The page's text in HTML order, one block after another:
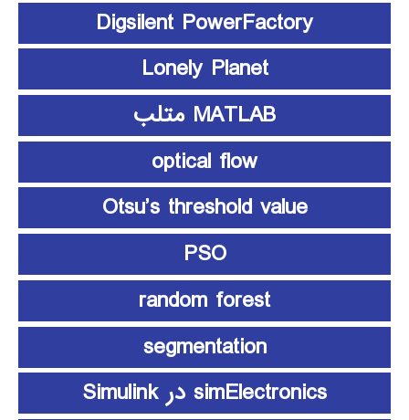
Digsilent PowerFactory
Lonely Planet
MATLAB متلب
optical flow
Otsu’s threshold value
PSO
random forest
segmentation
simElectronics در Simulink